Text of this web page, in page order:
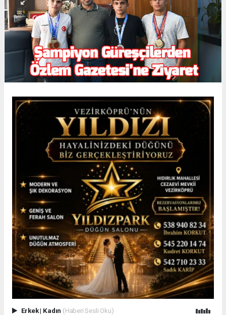
Erkek| Kadın (Haberi Sesli Oku)